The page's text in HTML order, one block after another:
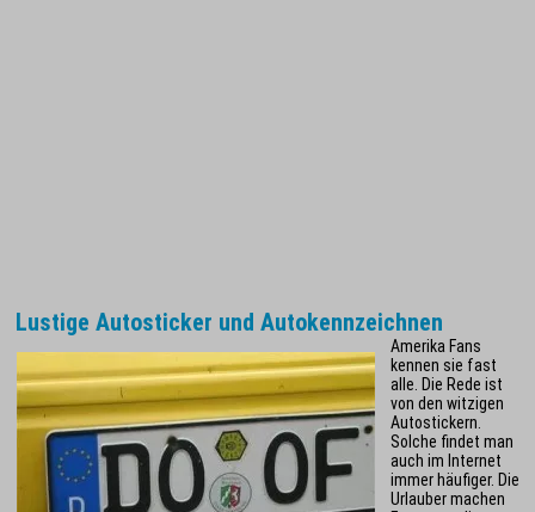
Lustige Autosticker und Autokennzeichnen
Amerika Fans
kennen sie fast
alle. Die Rede ist
von den witzigen
Autostickern.
Solche findet man
auch im Internet
immer häufiger. Die
Urlauber machen